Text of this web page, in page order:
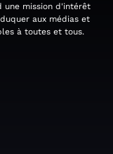
une mission d'intérêt
aux médias et
à toutes et tous.